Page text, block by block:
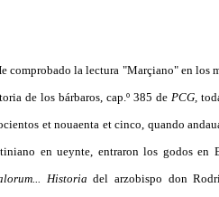
comprobado la lectura "Marçiano" en los
de los bárbaros, cap.º 385 de PCG,
et nouaenta et cinco, quando
en ueynte, entra­ron los godos en
Historiadel arzobispo don